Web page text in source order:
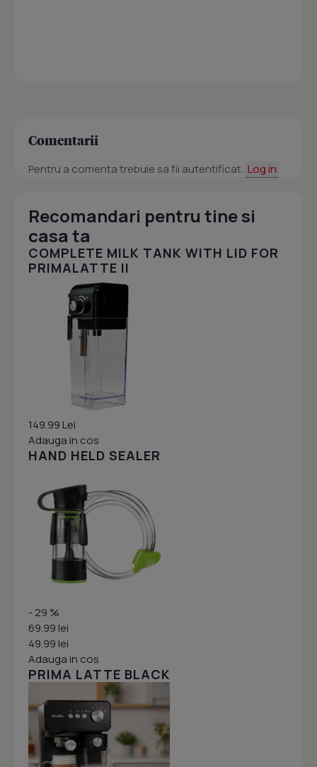
Comentarii
Pentru a comenta trebuie sa fii autentificat. Log in
Recomandari pentru tine si
casa ta
COMPLETE MILK TANK WITH LID FOR
PRIMALATTE II
149.99 Lei
Adauga in cos
HAND HELD SEALER
- 29 %
69.99 lei
49.99 lei
Adauga in cos
PRIMA LATTE BLACK